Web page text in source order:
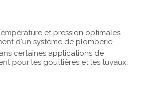
et pression optimales
d'un système de plomberie.
certaines applications de
pour les gouttières et les tuyaux.